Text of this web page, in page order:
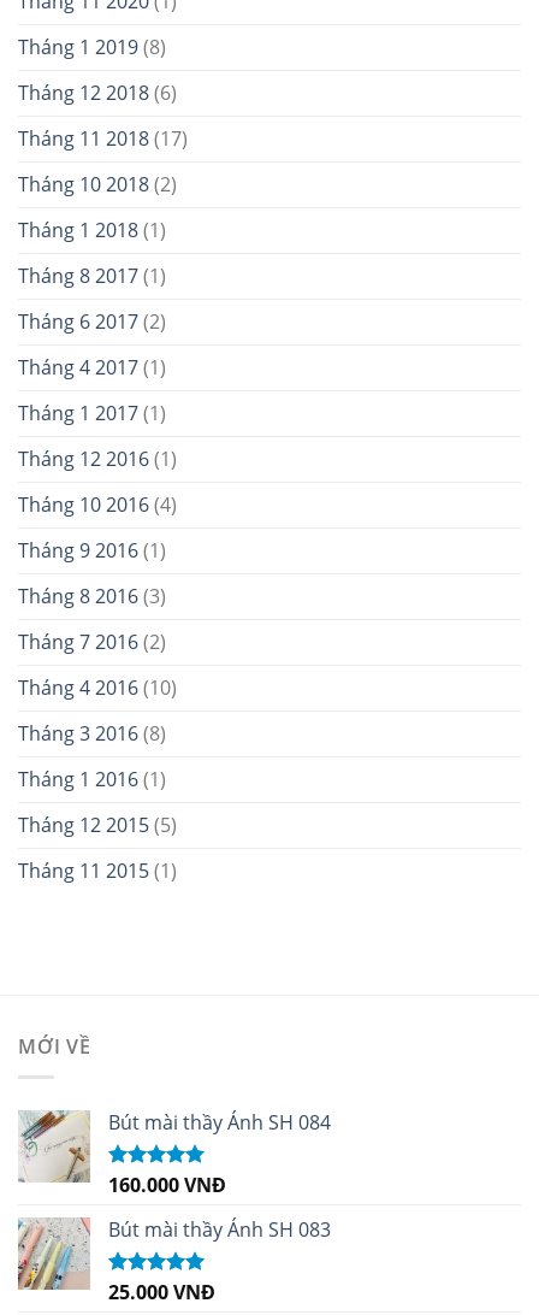
Tháng 1 2019(8)
Tháng 12 2018(6)
Tháng 11 2018(17)
Tháng 10 2018(2)
Tháng 1 2018(1)
Tháng 8 2017(1)
Tháng 6 2017(2)
Tháng 4 2017(1)
Tháng 1 2017(1)
Tháng 12 2016(1)
Tháng 10 2016(4)
Tháng 9 2016(1)
Tháng 8 2016(3)
Tháng 7 2016(2)
Tháng 4 2016(10)
Tháng 3 2016(8)
Tháng 1 2016(1)
Tháng 12 2015(5)
Tháng 11 2015(1)
MỚI VỀ
Bút mài thầy Ánh SH 084
Được xếp
sao
160.000VNĐ
Bút mài thầy Ánh SH 083
Được xếp
25.000VNĐ